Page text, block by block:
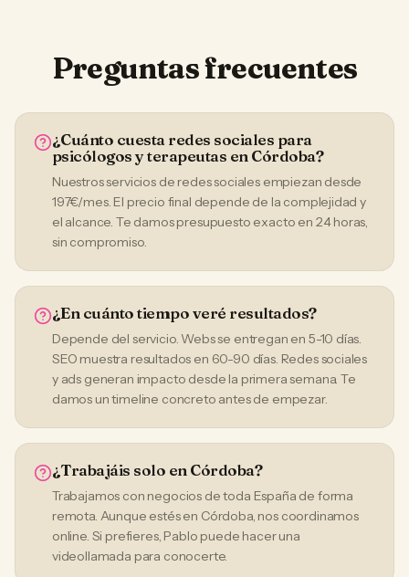
Preguntas frecuentes
¿Cuánto cuesta redes sociales para
psicólogos y terapeutas en Córdoba?
Nuestros servicios de redes sociales empiezan desde
197€/mes. El precio final depende de la complejidad y
el alcance. Te damos presupuesto exacto en 24 horas,
sin compromiso.
¿En cuánto tiempo veré resultados?
Depende del servicio. Webs se entregan en 5-10 días.
SEO muestra resultados en 60-90 días. Redes sociales
y ads generan impacto desde la primera semana. Te
damos un timeline concreto antes de empezar.
¿Trabajáis solo en Córdoba?
Trabajamos con negocios de toda España de forma
remota. Aunque estés en Córdoba, nos coordinamos
online. Si prefieres, Pablo puede hacer una
videollamada para conocerte.